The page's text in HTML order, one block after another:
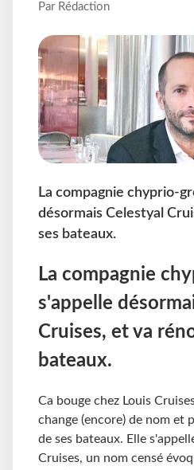
Par Rédaction
La compagnie chyprio-
désormais Celestyal
ses bateaux.
La compagnie
s'appelle
Cruises, et va
bateaux.
Ca bouge chez Louis
change (encore) de nom et
de ses bateaux. Elle
Cruises, un nom censé